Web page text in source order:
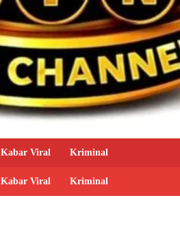
Kabar Viral Kriminal
Kabar Viral Kriminal